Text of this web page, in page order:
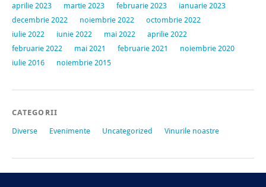
aprilie 2023
martie 2023 februarie 2023
ianuarie 2023
decembrie 2022
noiembrie 2022
octombrie 2022
iulie 2022
iunie 2022 mai 2022
aprilie 2022
februarie 2022
mai 2021 februarie 2021
noiembrie 2020
iulie 2016
noiembrie 2015
CATEGORII
Diverse Evenimente Uncategorized Vinurile noastre